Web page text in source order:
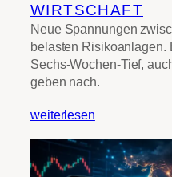
WIRTSCHAFT
Neue Spannungen
belasten Risikoanlagen.
Sechs-Wochen-Tief,
geben nach.
weiterlesen